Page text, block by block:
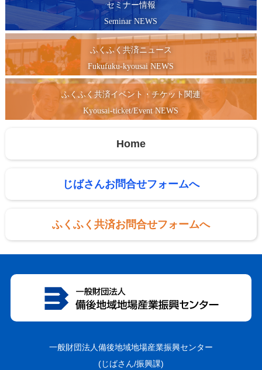
セミナー情報
Seminar NEWS
ふくふく共済ニュース
Fukufuku-kyousai NEWS
ふくふく共済イベント・チケット関連
Kyousai-ticket/Event NEWS
Home
じばさんお問合せフォームへ
ふくふく共済お問合せフォームへ
一般財団法人備後地域地場産業振興センター
(じばさん/振興課)